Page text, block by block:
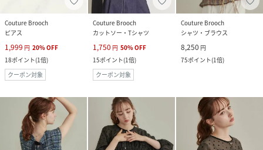
Couture Brooch
ピアス
1,999 円 20%OFF
18ポイント(1倍)
クーポン対象
Couture Brooch
カットソー・Tシャツ
1,750 円 50%OFF
15ポイント(1倍)
クーポン対象
Couture Brooch
シャツ・ブラウス
8,250 円
75ポイント(1倍)